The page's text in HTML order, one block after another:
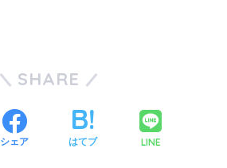
SHARE
シェア はてブ LINE